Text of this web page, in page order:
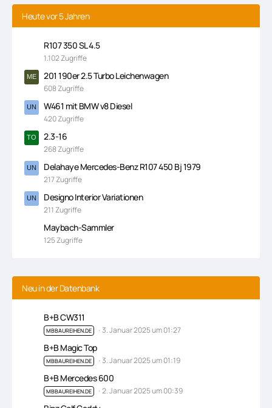
Heute vor 5 Jahren
R107 350 SL 4.5
1.102 Zugriffe
201 190er 2.5 Turbo Leichenwagen
608 Zugriffe
W461 mit BMW v8 Diesel
420 Zugriffe
2.3-16
268 Zugriffe
Delahaye Mercedes-Benz R107 450 Bj 1979
217 Zugriffe
Designo Interior Variationen
211 Zugriffe
Maybach-Sammler
125 Zugriffe
Neu in der Datenbank
B+B CW311
MBBAUREIHEN.DE 3. Januar 2025 um 01:27
B+B Magic Top
MBBAUREIHEN.DE 3. Januar 2025 um 01:19
B+B Mercedes 600
MBBAUREIHEN.DE 2. Januar 2025 um 00:39